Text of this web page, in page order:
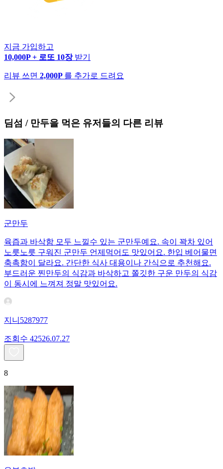
지금 가입하고
10,000P + 로또 10장 받기
리뷰 쓰면 2,000P 를 추가로 드려요
딤섬 / 만두을 먹은 유저들의 다른 리뷰
군만두
육즙과 바삭함 모두 느낄수 있는 군만두예요. 속이 꽉차 있어
노릇노릇 구워진 군만두 언제먹어도 맛있어요. 한입 베어물면
축촉함이 달라요. 간단한 식사 대용이나 간식으로 추천해요.
부드러운 찐만두의 식감과 바삭하고 쫄깃한 구운 만두의 식감
이 동시에 느껴져 정말 맛있어요.
지니5287977
조회수 42526.07.27
8